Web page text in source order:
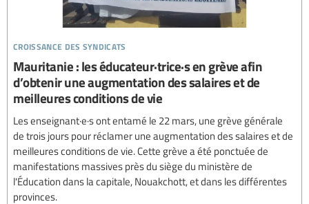
croissance des syndicats
Mauritanie : les éducateur·trice·s en grève afin
d’obtenir une augmentation des salaires et de
meilleures conditions de vie
Les enseignant·e·s ont entamé le 22 mars, une grève générale
de trois jours pour réclamer une augmentation des salaires et de
meilleures conditions de vie. Cette grève a été ponctuée de
manifestations massives près du siège du ministère de
l'Éducation dans la capitale, Nouakchott, et dans les différentes
provinces.